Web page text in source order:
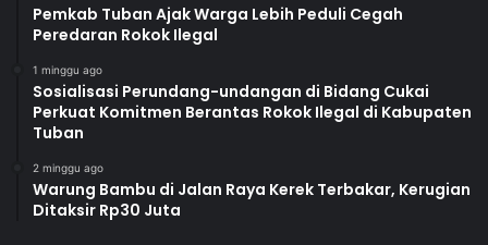
Pemkab Tuban Ajak Warga Lebih Peduli Cegah
Peredaran Rokok Ilegal
1 minggu ago
Sosialisasi Perundang-undangan di Bidang Cukai
Perkuat Komitmen Berantas Rokok Ilegal di Kabupaten
Tuban
2 minggu ago
Warung Bambu di Jalan Raya Kerek Terbakar, Kerugian
Ditaksir Rp30 Juta